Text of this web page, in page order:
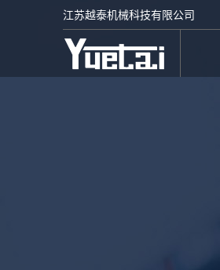
江苏越泰机械科技有限公司